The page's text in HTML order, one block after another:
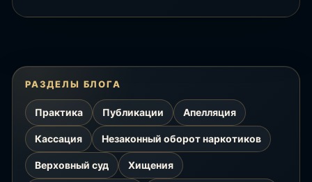
РАЗДЕЛЫ БЛОГА
Практика Публикации Апелляция
Кассация Незаконный оборот наркотиков
Верховный суд Хищения